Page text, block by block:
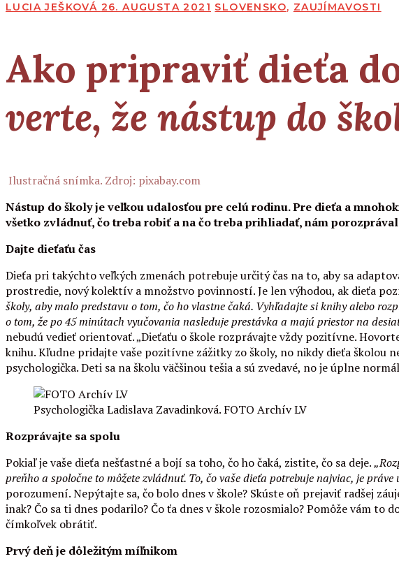
LUCIA JEŠKOVÁ 26. AUGUSTA 2021 SLOVENSKO, ZAUJÍMAVOSTI
Ako pripraviť dieťa
verte, že nástup do
Ilustračná snímka. Zdroj: pixabay.com
Nástup do školy je veľkou udalosťou pre celú rodinu. Pre dieťa a
všetko zvládnuť, čo treba robiť a na čo treba prihliadať, nám
Dajte dieťaťu čas
Dieťa pri takýchto veľkých zmenách potrebuje určitý čas na to, aby sa
prostredie, nový kolektív a množstvo povinností. Je len výhodou, ak dieťa
školy, aby malo predstavu o tom, čo ho vlastne čaká. Vyhľadajte si knihy alebo
o tom, že po 45 minútach vyučovania nasleduje prestávka a majú priestor na
nebudú vedieť orientovať. „Dieťaťu o škole rozprávajte vždy pozitívne.
knihu. Kľudne pridajte vaše pozitívne zážitky zo školy, no nikdy dieťa školou
psychologička. Deti sa na školu väčšinou tešia a sú zvedavé, no je úplne
Psychologička Ladislava Zavadinková. FOTO Archív LV
Rozprávajte sa spolu
Pokiaľ je vaše dieťa nešťastné a bojí sa toho, čo ho čaká, zistite, čo sa deje.
preňho a spoločne to môžete zvládnuť. To, čo vaše dieťa potrebuje najviac, je
porozumení. Nepýtajte sa, čo bolo dnes v škole? Skúste oň prejaviť radšej
inak? Čo sa ti dnes podarilo? Čo ťa dnes v škole rozosmialo? Pomôže vám to
čímkoľvek obrátiť.
Prvý deň je dôležitým míľnikom